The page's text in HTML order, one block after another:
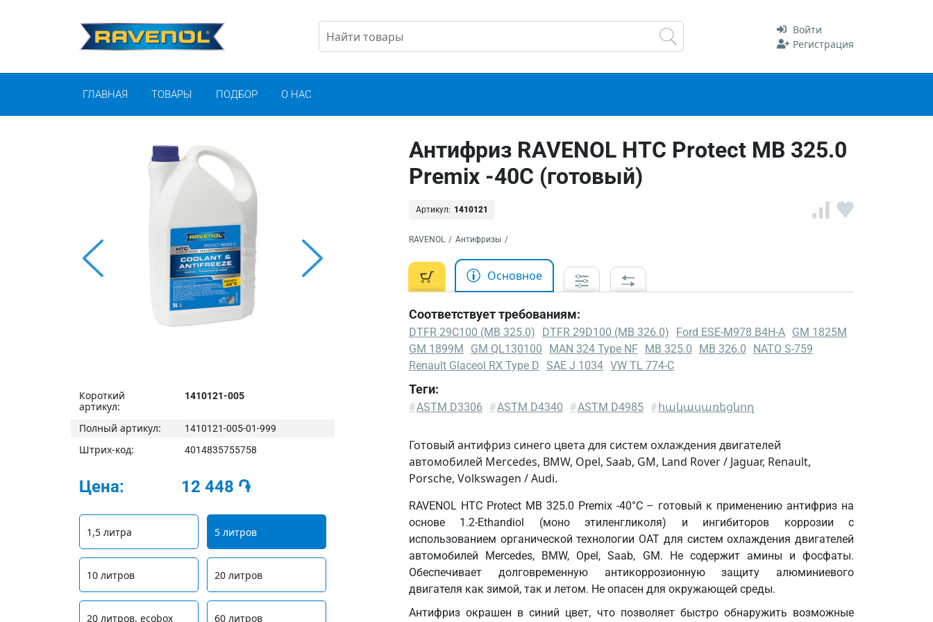
Войти
Регистрация
ГЛАВНАЯ ТОВАРЫ ПОДБОР О НАС
Короткий
артикул:
1410121-005
Полный артикул: 1410121-005-01-999
Штрих-код: 4014835755758
Цена: 12 448 ֏
1,5 литра 5 литров
10 литров 20 литров
20 литров, ecobox 60 литров
Антифриз RAVENOL HTC Protect MB 325.0
Premix -40C (готовый)
Артикул: 1410121
RAVENOL / Антифризы /
Основное
Соответствует требованиям:
DTFR 29C100 (MB 325.0) DTFR 29D100 (MB 326.0) Ford ESE-M978 B4H-A GM 1825M
GM 1899M
GM QL130100 MAN 324 Type NF MB 325.0 MB 326.0
NATO S-759
Renault Glaceol RX Type D SAE J 1034 VW TL 774-C
DTFR
(MB
325.0)
DTFR
(MB
326.0)
Ford
ESE-
M978
B4H-
A
Теги:
#ASTM D3306 #ASTM D4340 #ASTM D4985 #հակասառեցնող
Готовый антифриз синего цвета для систем охлаждения двигателей
автомобилей Mercedes, BMW, Opel, Saab, GM, Land Rover / Jaguar, Renault,
Porsche, Volkswagen / Audi.
RAVENOL HTC Protect MB 325.0 Premix -40°C – готовый к применению антифриз на
основе 1.2-Ethandiol (моно этиленгликоля) и ингибиторов коррозии с
использованием органической технологии OAT для систем охлаждения двигателей
автомобилей Mercedes, BMW, Opel, Saab, GM. Не содержит амины и фосфаты.
Обеспечивает долговременную антикоррозионную защиту алюминиевого
двигателя как зимой, так и летом. Не опасен для окружающей среды.
Антифриз окрашен в синий цвет, что позволяет быстро обнаружить возможные